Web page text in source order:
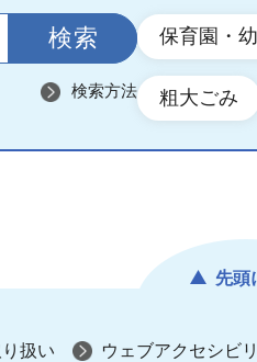
検索方法
保育園・
粗大ごみ
先頭
扱い ウェブアクセシビ